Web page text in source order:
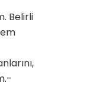
Belirli